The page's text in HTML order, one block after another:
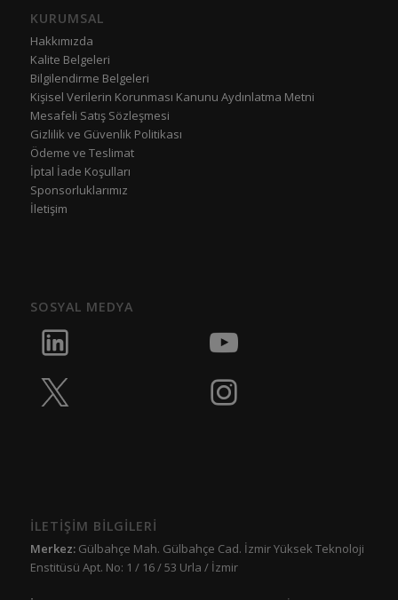
KURUMSAL
Hakkımızda
Kalite Belgeleri
Bilgilendirme Belgeleri
Kişisel Verilerin Korunması Kanunu Aydınlatma Metni
Mesafeli Satış Sözleşmesi
Gizlilik ve Güvenlik Politikası
Ödeme ve Teslimat
İptal İade Koşulları
Sponsorluklarımız
İletişim
SOSYAL MEDYA
İLETİŞİM BİLGİLERİ
Merkez:Gülbahçe Mah. Gülbahçe Cad. İzmir Yüksek Teknoloji
Enstitüsü Apt. No: 1 / 16 / 53 Urla / İzmir